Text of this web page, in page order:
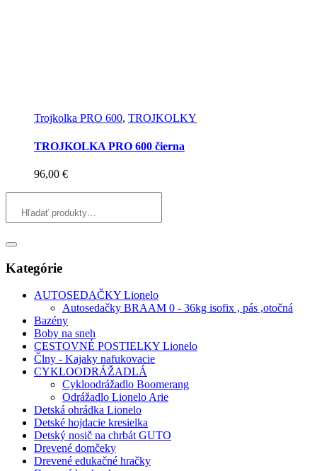
Trojkolka PRO 600, TROJKOLKY
TROJKOLKA PRO 600 čierna
96,00 €
Kategórie
AUTOSEDAČKY Lionelo
Autosedačky BRAAM 0 - 36kg isofix , pás ,otočná
Bazény
Boby na sneh
CESTOVNÉ POSTIELKY Lionelo
Člny - Kajaky nafukovacie
CYKLOODRÁŽADLÁ
Cykloodrážadlo Boomerang
Odrážadlo Lionelo Arie
Detská ohrádka Lionelo
Detské hojdacie kresielka
Detský nosič na chrbát GUTO
Drevené domčeky
Drevené edukačné hračky